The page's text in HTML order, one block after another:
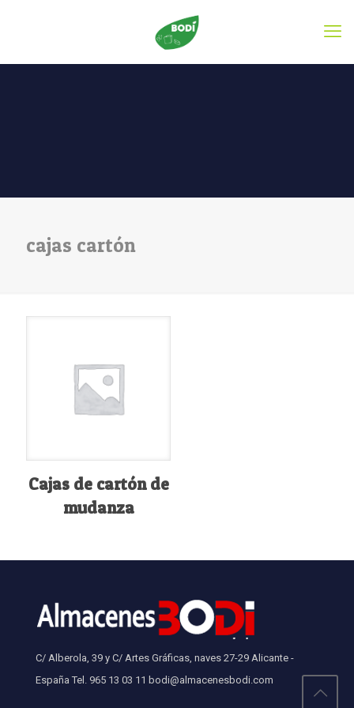
cajas cartón
Cajas de cartón de
mudanza
C/ Alberola, 39 y C/ Artes Gráficas, naves 27-29 Alicante -
España Tel. 965 13 03 11 bodi@almacenesbodi.com